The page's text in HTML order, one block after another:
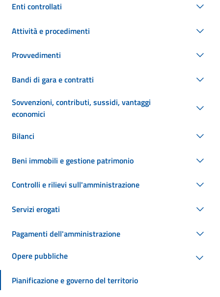
Enti controllati
Attività e procedimenti
Provvedimenti
Bandi di gara e contratti
Sovvenzioni, contributi, sussidi, vantaggi
economici
Bilanci
Beni immobili e gestione patrimonio
Controlli e rilievi sull'amministrazione
Servizi erogati
Pagamenti dell'amministrazione
Opere pubbliche
Pianificazione e governo del territorio